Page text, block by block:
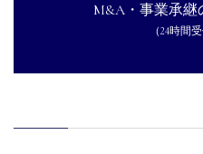
GFA株式会社による株式会社ミ
まとめ｜サロン売却はノウハウ
M&A・事業承継
（24時間